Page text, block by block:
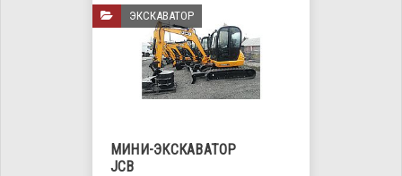
ЭКСКАВАТОР
МИНИ-ЭКСКАВАТОР
JCB